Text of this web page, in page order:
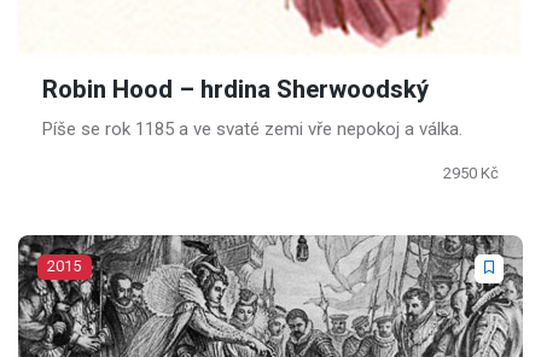
Robin Hood – hrdina Sherwoodský
Píše se rok 1185 a ve svaté zemi vře nepokoj a válka.
2950 Kč
2015